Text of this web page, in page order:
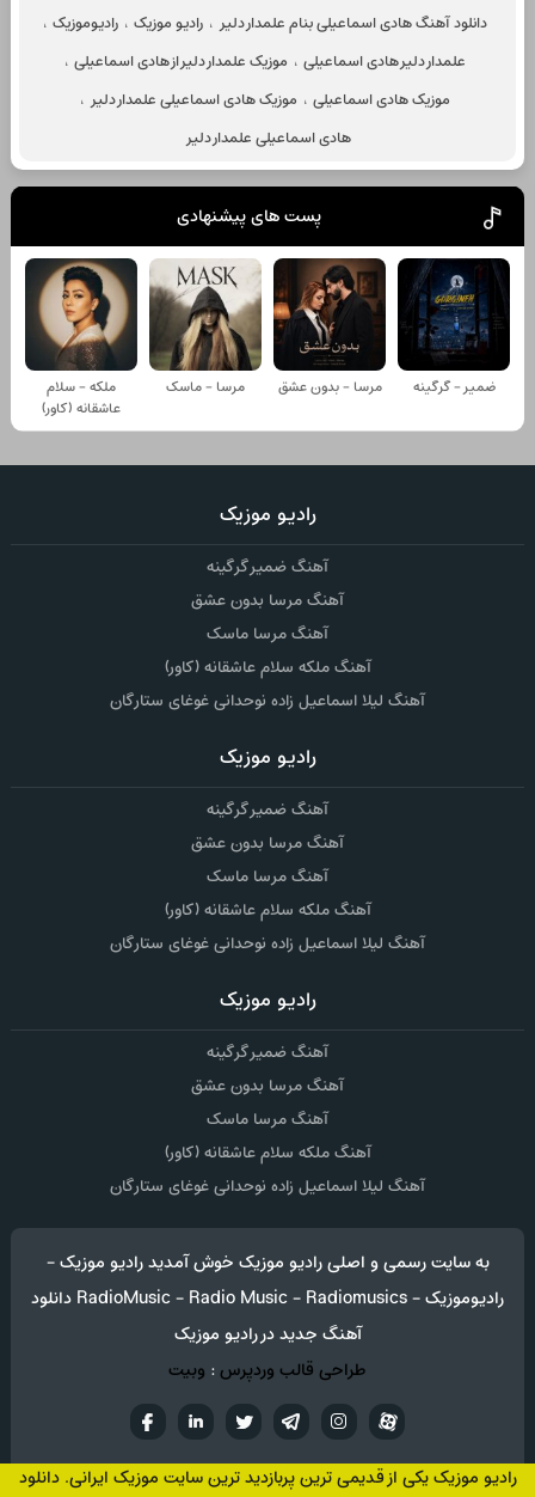
دانلود آهنگ هادی اسماعیلی بنام علمدار دلیر ، رادیو موزیک ، رادیوموزیک ،
علمدار دلیر هادی اسماعیلی ، موزیک علمدار دلیر از هادی اسماعیلی ،
موزیک هادی اسماعیلی ، موزیک هادی اسماعیلی علمدار دلیر ،
هادی اسماعیلی علمدار دلیر
پست های پیشنهادی
ضمیر - گرگینه مرسا - بدون عشق مرسا - ماسک
ملکه - سلام
عاشقانه (کاور)
رادیو موزیک
آهنگ ضمیر گرگینه
آهنگ مرسا بدون عشق
آهنگ مرسا ماسک
آهنگ ملکه سلام عاشقانه (کاور)
آهنگ لیلا اسماعیل زاده نوحدانی غوغای ستارگان
رادیو موزیک
آهنگ ضمیر گرگینه
آهنگ مرسا بدون عشق
آهنگ مرسا ماسک
آهنگ ملکه سلام عاشقانه (کاور)
آهنگ لیلا اسماعیل زاده نوحدانی غوغای ستارگان
رادیو موزیک
آهنگ ضمیر گرگینه
آهنگ مرسا بدون عشق
آهنگ مرسا ماسک
آهنگ ملکه سلام عاشقانه (کاور)
آهنگ لیلا اسماعیل زاده نوحدانی غوغای ستارگان
به سایت رسمی و اصلی رادیو موزیک خوش آمدید رادیو موزیک -
رادیوموزیک - RadioMusic - Radio Music - Radiomusics دانلود
آهنگ جدید در رادیو موزیک
طراحی قالب وردپرس: وبیت
تويترتلگراماینستاگرام
آپارات
رادیو موزیک یکی از قدیمی ترین پربازدید ترین سایت موزیک ایرانی. دانلود